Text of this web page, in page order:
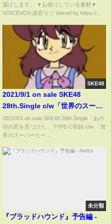
か。人の心を捨てた悪魔・石破
茂【国会/自民党/酒井議員/立憲民
主党/石破内閣/政治/切り抜き】
届けします。 ▼お借りしている素材▼
VOICEVOX:波音リツ Voiced by https://...
SKE48
2021/9/1 on sale SKE48
28th.Single c/w「世界のスーパ
ーヒーロー」Music Video
2021/9/1 on sale SKE48 28th.Single「あの
頃の君を見つけた」 TYPE-C収録 c/w 「世
界のスーパーヒー...
未分類
『ブラッドハウンド』予告編 -